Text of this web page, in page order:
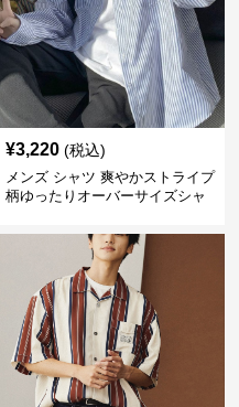
¥3,220 (税込)
メンズ シャツ 爽やかストライプ
柄ゆったりオーバーサイズシャ